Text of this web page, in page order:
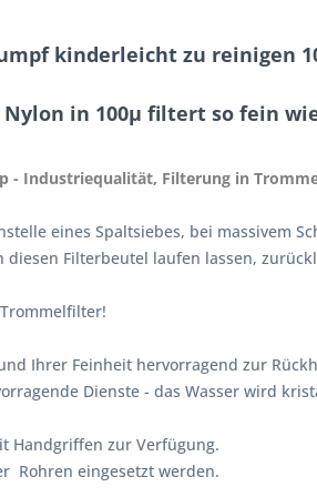
kinderleicht zu reinigen
in 100µ filtert so fein
- Industriequalität, Filterung in
eines Spaltsiebes, bei massivem
Filterbeutel laufen lassen,
Ihrer Feinheit hervorragend zur
Dienste - das Wasser wird
Handgriffen zur Verfügung.
Rohren eingesetzt werden.